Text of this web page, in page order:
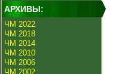
АРХИВЫ:
ЧМ 2022
ЧМ 2018
ЧМ 2014
ЧМ 2010
ЧМ 2006
ЧМ 2002